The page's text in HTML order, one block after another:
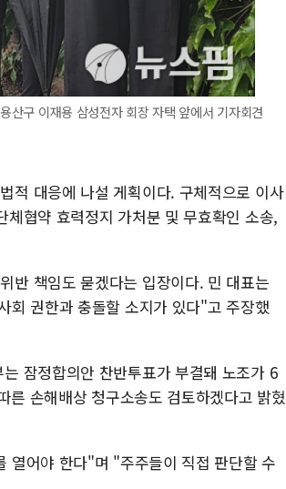
산구 이재용 삼성전자 회장 자택 앞에서 기자회견
적 대응에 나설 게획이다. 구체적으로 이사
협약 효력정지 가처분 및 무효확인 소송,
반 책임도 묻겠다는 입장이다. 민 대표는
회 권한과 충돌할 소지가 있다"고 주장했
잠정합의안 찬반투표가 부결돼 노조가 6
른 손해배상 청구소송도 검토하겠다고 밝혔
열어야 한다"며 "주주들이 직접 판단할 수